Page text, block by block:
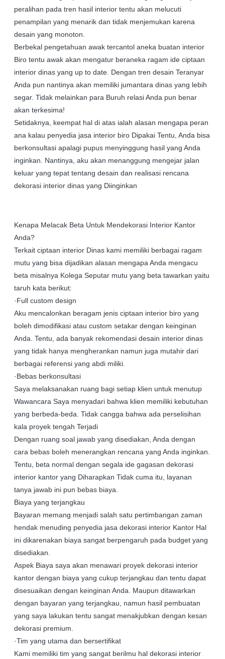
peralihan pada tren hasil interior tentu akan melucuti
penampilan yang menarik dan tidak menjemukan karena
desain yang monoton.
Berbekal pengetahuan awak tercantol aneka buatan interior
Biro tentu awak akan mengatur beraneka ragam ide ciptaan
interior dinas yang up to date. Dengan tren desain Teranyar
Anda pun nantinya akan memiliki jumantara dinas yang lebih
segar. Tidak melainkan para Buruh relasi Anda pun benar
akan terkesima!
Setidaknya, keempat hal di atas ialah alasan mengapa peran
ana kalau penyedia jasa interior biro Dipakai Tentu, Anda bisa
berkonsultasi apalagi pupus menyinggung hasil yang Anda
inginkan. Nantinya, aku akan menanggung mengejar jalan
keluar yang tepat tentang desain dan realisasi rencana
dekorasi interior dinas yang Diinginkan
Kenapa Melacak Beta Untuk Mendekorasi Interior Kantor
Anda?
Terkait ciptaan interior Dinas kami memiliki berbagai ragam
mutu yang bisa dijadikan alasan mengapa Anda mengacu
beta misalnya Kolega Seputar mutu yang beta tawarkan yaitu
taruh kata berikut:
·Full custom design
Aku mencalonkan beragam jenis ciptaan interior biro yang
boleh dimodifikasi atau custom setakar dengan keinginan
Anda. Tentu, ada banyak rekomendasi desain interior dinas
yang tidak hanya mengherankan namun juga mutahir dari
berbagai referensi yang abdi miliki.
·Bebas berkonsultasi
Saya melaksanakan ruang bagi setiap klien untuk menutup
Wawancara Saya menyadari bahwa klien memiliki kebutuhan
yang berbeda-beda. Tidak cangga bahwa ada perselisihan
kala proyek tengah Terjadi
Dengan ruang soal jawab yang disediakan, Anda dengan
cara bebas boleh menerangkan rencana yang Anda inginkan.
Tentu, beta normal dengan segala ide gagasan dekorasi
interior kantor yang Diharapkan Tidak cuma itu, layanan
tanya jawab ini pun bebas biaya.
Biaya yang terjangkau
Bayaran memang menjadi salah satu pertimbangan zaman
hendak menuding penyedia jasa dekorasi interior Kantor Hal
ini dikarenakan biaya sangat berpengaruh pada budget yang
disediakan.
Aspek Biaya saya akan menawari proyek dekorasi interior
kantor dengan biaya yang cukup terjangkau dan tentu dapat
disesuaikan dengan keinginan Anda. Maupun ditawarkan
dengan bayaran yang terjangkau, namun hasil pembuatan
yang saya lakukan tentu sangat menakjubkan dengan kesan
dekorasi premium.
·Tim yang utama dan bersertifikat
Kami memiliki tim yang sangat berilmu hal dekorasi interior